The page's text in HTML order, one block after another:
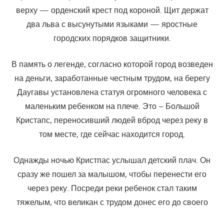
верху — орденский крест под короной. Щит держат
два льва с высунутыми языками — яростные
городских порядков защитники.
В память о легенде, согласно которой город возведен
на деньги, заработанные честным трудом, на берегу
Даугавы установлена статуя огромного человека с
маленьким ребенком на плече. Это – Большой
Кристапс, переносивший людей вброд через реку в
том месте, где сейчас находится город.
Однажды ночью Кристпас услышал детский плач. Он
сразу же пошел за малышом, чтобы перенести его
через реку. Посреди реки ребенок стал таким
тяжелым, что великан с трудом донес его до своего